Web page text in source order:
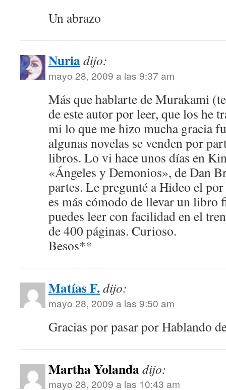
Un abrazo
Nuriadijo:
mayo 28, 2009 a las 9:37 am
Más que hablarte de Murakami
de este autor por leer, que los he
mi lo que me hizo mucha gracia
algunas novelas se venden por
libros. Lo vi hace unos días en
«Ángeles y Demonios», de Dan
partes. Le pregunté a Hideo el
es más cómodo de llevar un libro
puedes leer con facilidad en el
de 400 páginas. Curioso.
Besos**
Matías F.dijo:
mayo 28, 2009 a las 9:50 am
Gracias por pasar por Hablando
Martha Yolandadijo:
mayo 28, 2009 a las 10:43 am